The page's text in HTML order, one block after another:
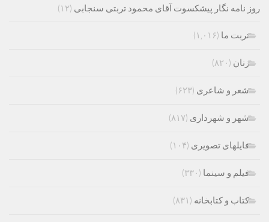
روز نامه نگار پیشکسوت آقای محمود تربتی سنجابی (۱۲)
تربت ما (۱,۰۱۶)
زنان (۸۲۰)
شعر و شاعری (۶۲۳)
شهر و شهرداری (۸۱۷)
فایلهای تصویری (۱۰۴)
فیلم و سینما (۳۳۰)
کتاب و کتابخانه (۸۳۱)